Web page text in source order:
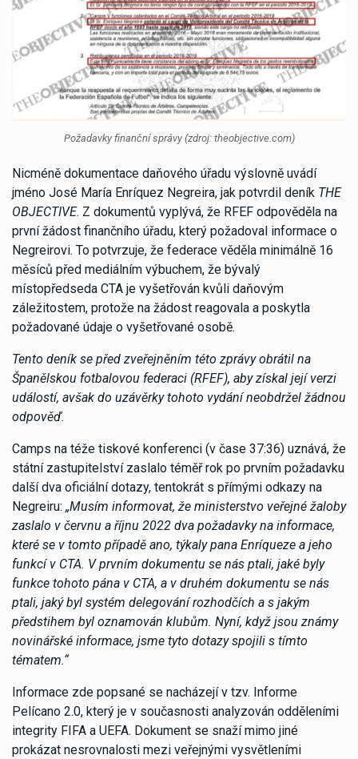
Požadavky finanční správy (zdroj: theobjective.com)
Nicméně dokumentace daňového úřadu výslovně uvádí
jméno José María Enríquez Negreira, jak potvrdil deník THE
OBJECTIVE. Z dokumentů vyplývá, že RFEF odpověděla na
první žádost finančního úřadu, který požadoval informace o
Negreirovi. To potvrzuje, že federace věděla minimálně 16
měsíců před mediálním výbuchem, že bývalý
místopředseda CTA je vyšetřován kvůli daňovým
záležitostem, protože na žádost reagovala a poskytla
požadované údaje o vyšetřované osobě.
Tento deník se před zveřejněním této zprávy obrátil na
Španělskou fotbalovou federaci (RFEF), aby získal její verzi
událostí, avšak do uzávěrky tohoto vydání neobdržel žádnou
odpověď.
Camps na téže tiskové konferenci (v čase 37:36) uznává, že
státní zastupitelství zaslalo téměř rok po prvním požadavku
další dva oficiální dotazy, tentokrát s přímými odkazy na
Negreiru: „Musím informovat, že ministerstvo veřejné žaloby
zaslalo v červnu a říjnu 2022 dva požadavky na informace,
které se v tomto případě ano, týkaly pana Enríqueze a jeho
funkcí v CTA. V prvním dokumentu se nás ptali, jaké byly
funkce tohoto pána v CTA, a v druhém dokumentu se nás
ptali, jaký byl systém delegování rozhodčích a s jakým
předstihem byl oznamován klubům. Nyní, když jsou známy
novinářské informace, jsme tyto dotazy spojili s tímto
tématem.“
Informace zde popsané se nacházejí v tzv. Informe
Pelícano 2.0, který je v současnosti analyzován odděleními
integrity FIFA a UEFA. Dokument se snaží mimo jiné
prokázat nesrovnalosti mezi veřejnými vysvětleními